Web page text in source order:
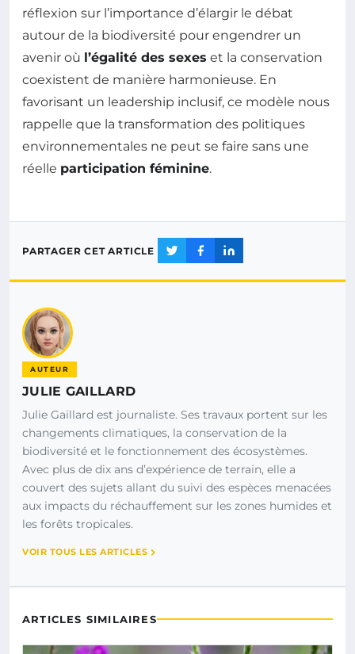
réflexion sur l’importance d’élargir le débat
autour de la biodiversité pour engendrer un
avenir où l’égalité des sexes et la conservation
coexistent de manière harmonieuse. En
favorisant un leadership inclusif, ce modèle nous
rappelle que la transformation des politiques
environnementales ne peut se faire sans une
réelle participation féminine.
PARTAGER CET ARTICLE
AUTEUR
JULIE GAILLARD
Julie Gaillard est journaliste. Ses travaux portent sur les
changements climatiques, la conservation de la
biodiversité et le fonctionnement des écosystèmes.
Avec plus de dix ans d’expérience de terrain, elle a
couvert des sujets allant du suivi des espèces menacées
aux impacts du réchauffement sur les zones humides et
les forêts tropicales.
VOIR TOUS LES ARTICLES
ARTICLES SIMILAIRES